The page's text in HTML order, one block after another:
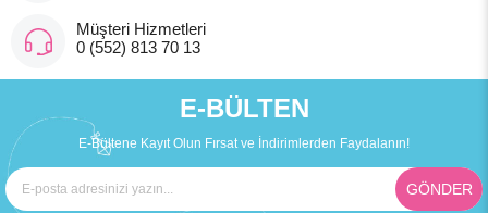
Müşteri Hizmetleri
0 (552) 813 70 13
E-BÜLTEN
E-Bültene Kayıt Olun Fırsat ve İndirimlerden Faydalanın!
GÖNDER